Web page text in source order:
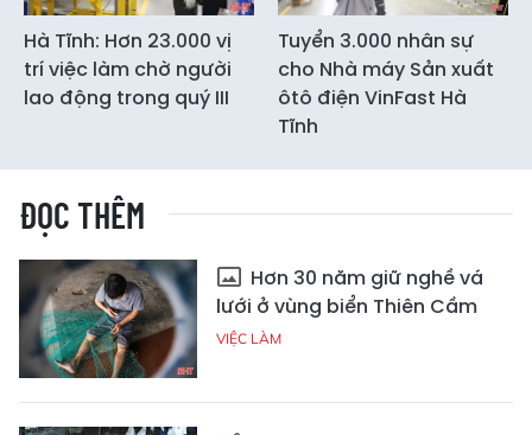
Hà Tĩnh: Hơn 23.000 vị
trí việc làm chờ người
lao động trong quý III
Tuyển 3.000 nhân sự
cho Nhà máy Sản xuất
ôtô điện VinFast Hà
Tĩnh
ĐỌC THÊM
Hơn 30 năm giữ nghề vá
lưới ở vùng biển Thiên Cầm
VIỆC LÀM